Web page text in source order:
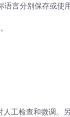
言分别保存或使
工检查和微调